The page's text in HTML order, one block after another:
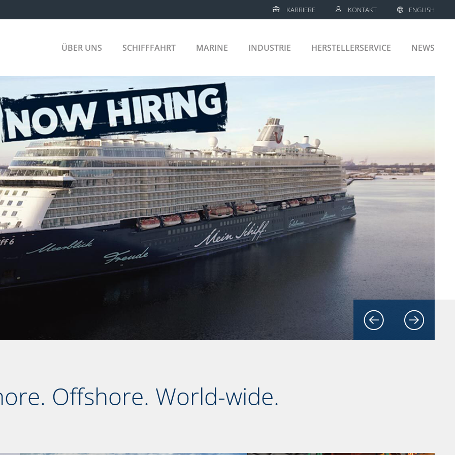
KARRIERE KONTAKT ENGLISH
ÜBER UNS SCHIFFFAHRT
HANDELSSCHIFFE
MARINE INDUSTRIE HERSTELLERSERVICE NEWS
Offshore. World-wide.